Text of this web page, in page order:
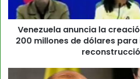
Venezuela anuncia la
200 millones de dólares